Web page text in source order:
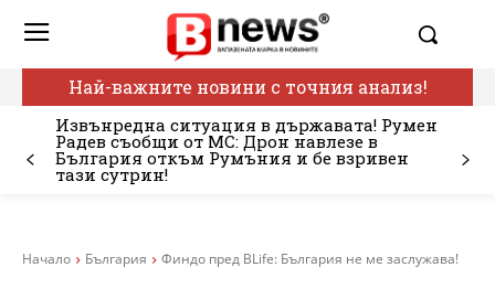
Най-важните новини с точния анализ!
Извънредна ситуация в държавата! Румен
Радев съобщи от МС: Дрон навлезе в
България откъм Румъния и бе взривен
тази сутрин!
Начало България Финдо пред BLife: България не ме заслужава!